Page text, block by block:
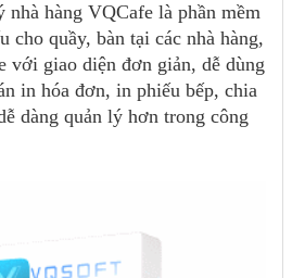
nhà hàng VQCafe là phần mềm
cho quầy, bàn tại các nhà hàng,
với giao diện đơn giản, dễ dùng
in hóa đơn, in phiếu bếp, chia
dàng quản lý hơn trong công